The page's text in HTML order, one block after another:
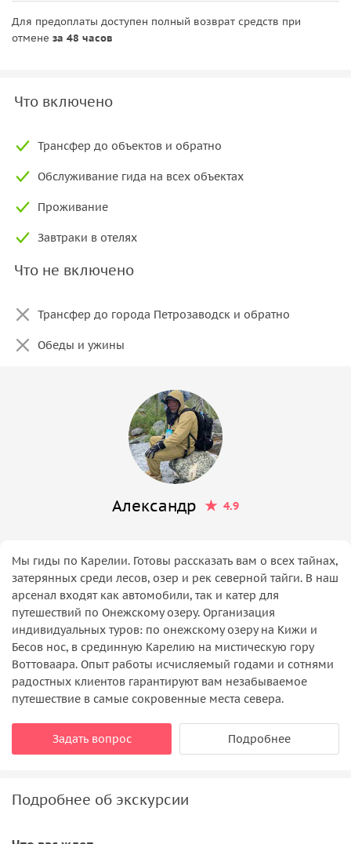
Для предоплаты доступен полный возврат средств при
отмене за 48 часов
Что включено
Трансфер до объектов и обратно
Обслуживание гида на всех объектах
Проживание
Завтраки в отелях
Что не включено
Трансфер до города Петрозаводск и обратно
Обеды и ужины
Александр 4.9
Мы гиды по Карелии. Готовы рассказать вам о всех тайнах,
затерянных среди лесов, озер и рек северной тайги. В наш
арсенал входят как автомобили, так и катер для
путешествий по Онежскому озеру. Организация
индивидуальных туров: по онежскому озеру на Кижи и
Бесов нос, в срединную Карелию на мистическую гору
Воттоваара. Опыт работы исчисляемый годами и сотнями
радостных клиентов гарантируют вам незабываемое
путешествие в самые сокровенные места севера.
Задать вопрос Подробнее
Подробнее об экскурсии